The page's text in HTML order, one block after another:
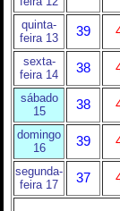
quinta-
feira 13
39
sexta-
feira 14
38
sábado
15
38
domingo
16
39
segunda-
feira 17
37